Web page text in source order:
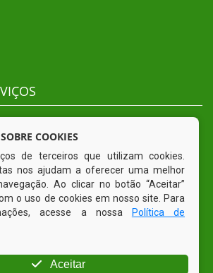
COOKIES
de terceiros que utilizam cookies.
nos ajudam a oferecer uma melhor
Ao clicar no botão “Aceitar”
o uso de cookies em nosso site. Para
acesse a nossa
Política de
Aceitar